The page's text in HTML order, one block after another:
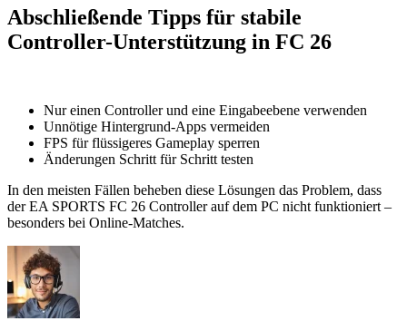
Abschließende Tipps für stabile
Controller-Unterstützung in FC 26
Nur einen Controller und eine Eingabeebene verwenden
Unnötige Hintergrund-Apps vermeiden
FPS für flüssigeres Gameplay sperren
Änderungen Schritt für Schritt testen
In den meisten Fällen beheben diese Lösungen das Problem, dass
der EA SPORTS FC 26 Controller auf dem PC nicht funktioniert –
besonders bei Online-Matches.